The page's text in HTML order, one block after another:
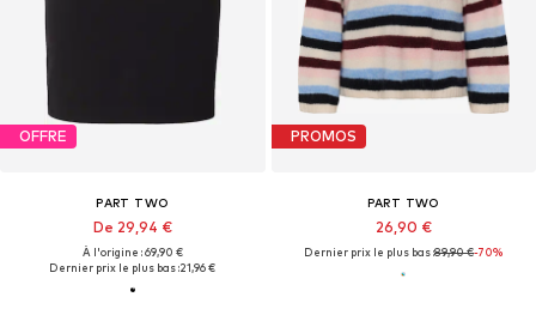
OFFRE
PART TWO
De 29,94 €
À l'origine : 69,90 €
Dernier prix le plus bas :21,96 €
PROMOS
PART TWO
26,90 €
Dernier prix le plus bas :89,90 €-70%